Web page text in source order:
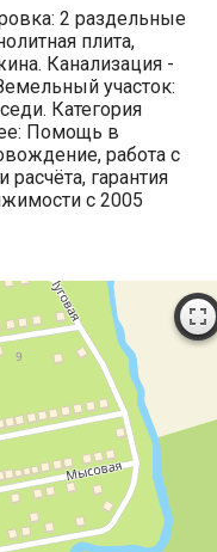
2 раздельные
плита,
Канализация -
участок:
Категория
Помощь в
работа с
гарантия
с 2005